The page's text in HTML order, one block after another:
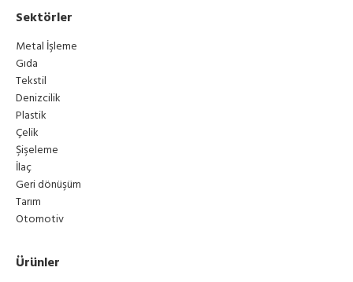
Sektörler
Metal İşleme
Gıda
Tekstil
Denizcilik
Plastik
Çelik
Şişeleme
İlaç
Geri dönüşüm
Tarım
Otomotiv
Ürünler